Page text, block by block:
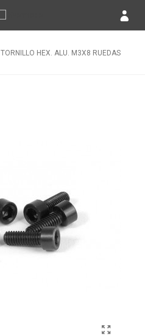
TORNILLO HEX. ALU. M3X8 RUEDAS